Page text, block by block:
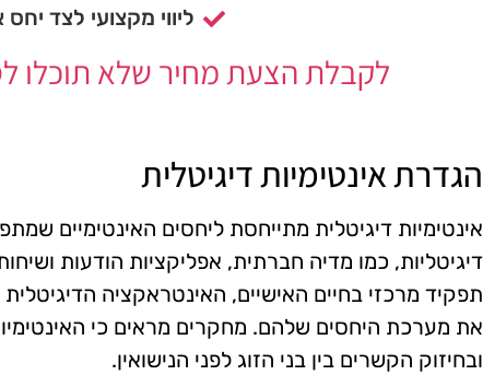
ליווי מקצועי לצד
לקבלת הצעת מחיר שלא תוכלו
הגדרת אינטימיות דיגיטלית
אינטימיות דיגיטלית מתייחסת ליחסים האינטימיים
דיגיטליות, כמו מדיה חברתית, אפליקציות הודעות
תפקיד מרכזי בחיים האישיים, האינטראקציה הדיגיטלית
את מערכת היחסים שלהם. מחקרים מראים כי
ובחיזוק הקשרים בין בני הזוג לפני הנישואין.